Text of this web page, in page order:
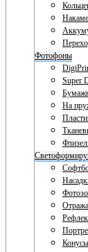
Фотофоны
Super
На